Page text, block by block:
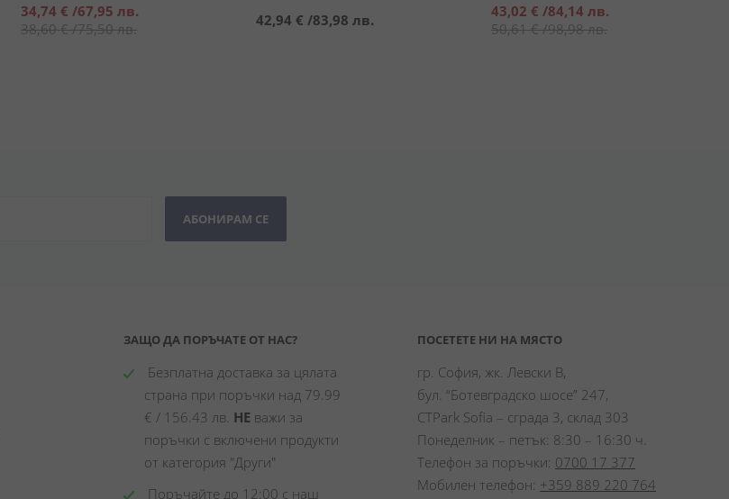
Специална
цена
34,74 € /67,95 лв.
38,60 €/75,50 лв. 42,94 € /83,98 лв.
Специална
цена
43,02 € /84,14 лв.
50,61 €/98,98 лв.
АБОНИРАМ СЕ
ЗАЩО ДА ПОРЪЧАТЕ ОТ НАС?
Безплатна доставка за цялата
страна при поръчки над 79.99
€ / 156.43 лв. НЕ важи за
поръчки с включени продукти
от категория "Други"
Поръчайте до 12:00 с наш
ПОСЕТЕТЕ НИ НА МЯСТО
гр. София, жк. Левски В,
бул. “Ботевградско шосе” 247,
CTPark Sofia – сграда 3, склад 303
Понеделник – петък: 8:30 – 16:30 ч.
Телефон за поръчки: 0700 17 377
Мобилен телефон: +359 889 220 764